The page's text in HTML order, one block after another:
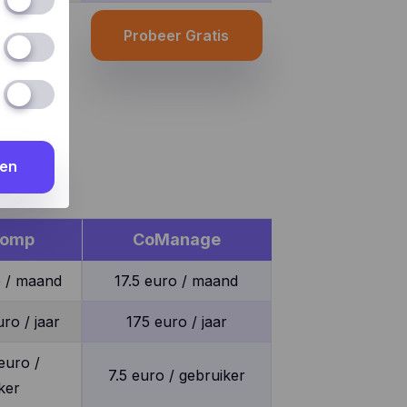
Probeer Gratis
CoManage
maand 17.5 euro / maand
/ jaar 175 euro / jaar
/
7.5 euro / gebruiker
u
hoe
de
niet
(bv.
wat